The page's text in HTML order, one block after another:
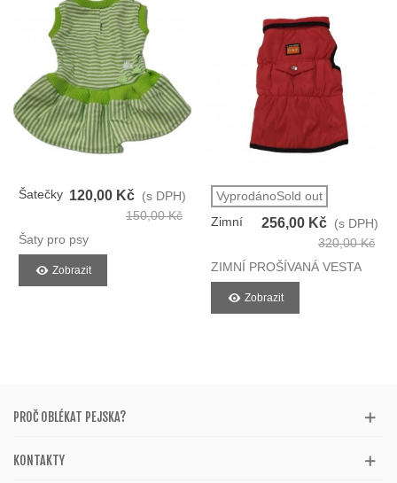
Šatečky
Pejsky
120,00 Kč (s DPH)
150,00 Kč
Šaty pro psy
Zobrazit
VyprodánoSold out
Zimní
256,00 Kč (s DPH)
320,00 Kč
ZIMNÍ PROŠÍVANÁ VESTA
Zobrazit
PROČ OBLÉKAT PEJSKA?
KONTAKTY